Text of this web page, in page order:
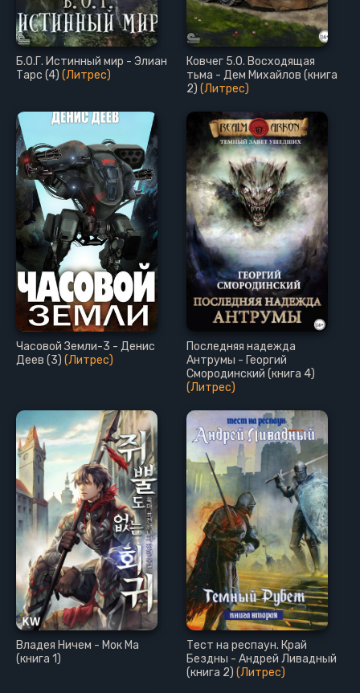
Б.О.Г. Истинный мир - Элиан
Тарс (4) (Литрес)
Ковчег 5.0. Восходящая
тьма - Дем Михайлов (книга
2) (Литрес)
Часовой Земли-3 - Денис
Деев (3) (Литрес)
Последняя надежда
Антрумы - Георгий
Смородинский (книга 4)
(Литрес)
Владея Ничем - Мок Ма
(книга 1)
Тест на респаун. Край
Бездны - Андрей Ливадный
(книга 2) (Литрес)